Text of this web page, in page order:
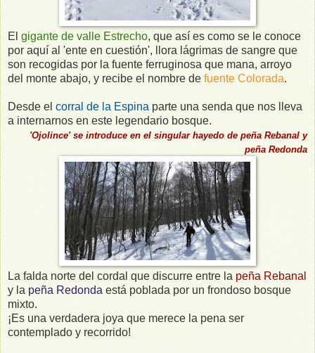
El gigante de valle Estrecho, que así es como se le conoce
por aquí al 'ente en cuestión', llora lágrimas de sangre que
son recogidas por la fuente ferruginosa que mana, arroyo
del monte abajo, y recibe el nombre de fuente Colorada.
Desde el corral de la Espina parte una senda que nos lleva
a internarnos en este legendario bosque.
'Ojolince' se introduce en el singular hayedo de peña Rebanal y
peña Redonda
La falda norte del cordal que discurre entre la peña Rebanal
y la peña Redonda está poblada por un frondoso bosque
mixto.
¡Es una verdadera joya que merece la pena ser
contemplado y recorrido!